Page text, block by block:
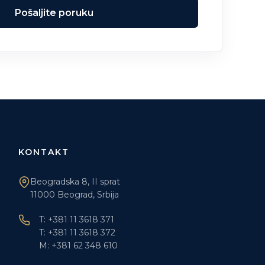
Pošaljite poruku
KONTAKT
Beogradska 8, II sprat
11000 Beograd, Srbija
T: +381 11 3618 371
T: +381 11 3618 372
M: +381 62 348 610